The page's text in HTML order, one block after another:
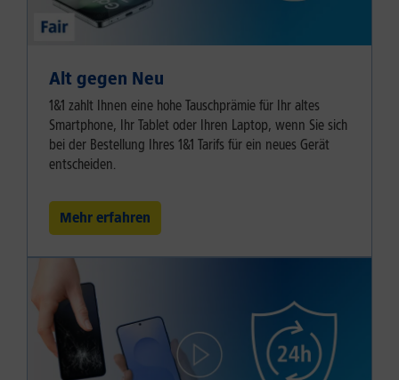
Alt gegen Neu
1&1 zahlt Ihnen eine hohe Tauschprämie für Ihr altes
Smartphone, Ihr Tablet oder Ihren Laptop, wenn Sie sich
bei der Bestellung Ihres 1&1 Tarifs für ein neues Gerät
entscheiden.
Mehr erfahren